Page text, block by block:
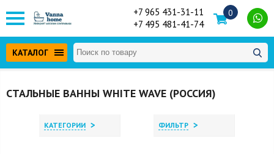
+7 965 431-31-11
+7 495 481-41-74
0
КАТАЛОГ
СТАЛЬНЫЕ ВАННЫ WHITE WAVE (РОССИЯ)
КАТЕГОРИИ > ФИЛЬТР >